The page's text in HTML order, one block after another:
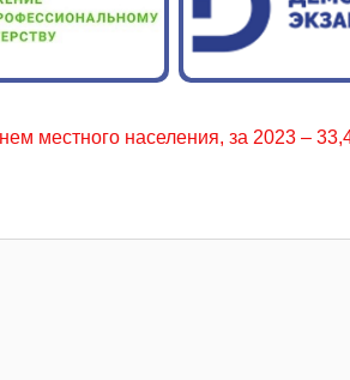
населения, за 2023 – 33,4%.